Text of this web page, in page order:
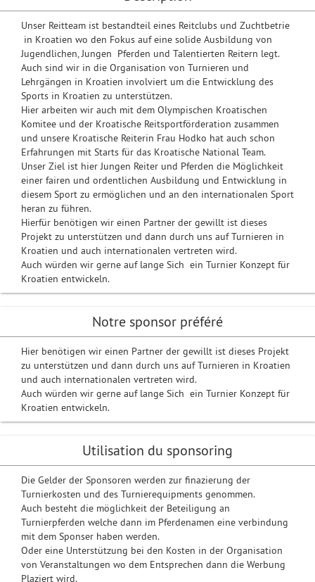
Unser Reitteam ist bestandteil eines Reitclubs und Zuchtbetrie
in Kroatien wo den Fokus auf eine solide Ausbildung von
Jugendlichen, Jungen Pferden und Talentierten Reitern legt.
Auch sind wir in die Organisation von Turnieren und
Lehrgängen in Kroatien involviert um die Entwicklung des
Sports in Kroatien zu unterstützen.
Hier arbeiten wir auch mit dem Olympischen Kroatischen
Komitee und der Kroatische Reitsportförderation zusammen
und unsere Kroatische Reiterin Frau Hodko hat auch schon
Erfahrungen mit Starts für das Kroatische National Team.
Unser Ziel ist hier Jungen Reiter und Pferden die Möglichkeit
einer fairen und ordentlichen Ausbildung und Entwicklung in
diesem Sport zu ermöglichen und an den internationalen Sport
heran zu führen.
Hierfür benötigen wir einen Partner der gewillt ist dieses
Projekt zu unterstützen und dann durch uns auf Turnieren in
Kroatien und auch internationalen vertreten wird.
Auch würden wir gerne auf lange Sich ein Turnier Konzept für
Kroatien entwickeln.
Notre sponsor préféré
Hier benötigen wir einen Partner der gewillt ist dieses Projekt
zu unterstützen und dann durch uns auf Turnieren in Kroatien
und auch internationalen vertreten wird.
Auch würden wir gerne auf lange Sich ein Turnier Konzept für
Kroatien entwickeln.
Utilisation du sponsoring
Die Gelder der Sponsoren werden zur finazierung der
Turnierkosten und des Turnierequipments genommen.
Auch besteht die möglichkeit der Beteiligung an
Turnierpferden welche dann im Pferdenamen eine verbindung
mit dem Sponser haben werden.
Oder eine Unterstützung bei den Kosten in der Organisation
von Veranstaltungen wo dem Entsprechen dann die Werbung
Plaziert wird.